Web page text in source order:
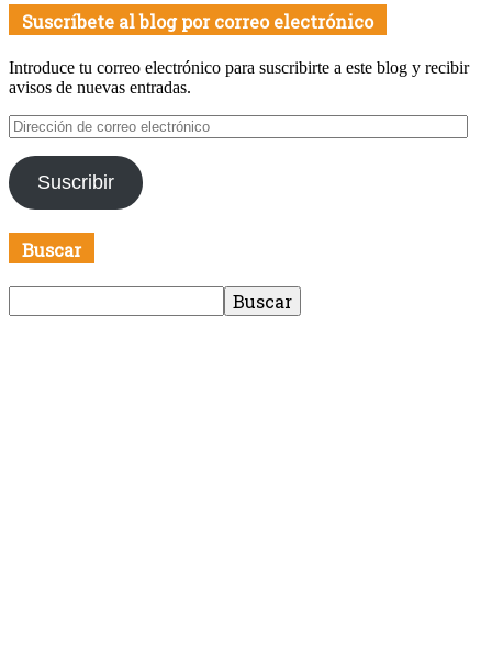
Suscríbete al blog por correo electrónico
Introduce tu correo electrónico para suscribirte a este blog y recibir
avisos de nuevas entradas.
Dirección
de
correo
electrónico
Suscribir
Buscar